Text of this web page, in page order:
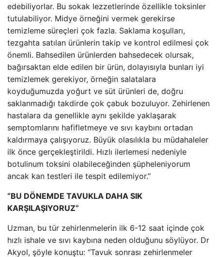
edebiliyorlar. Bu sokak lezzetlerinde özellikle toksinler
tutulabiliyor. Midye örneğini vermek gerekirse
temizleme süreçleri çok fazla. Saklama koşulları,
tezgahta satılan ürünlerin takip ve kontrol edilmesi çok
önemli. Bahsedilen ürünlerden bahsedecek olursak,
bağırsaktan elde edilen bir ürün, dolayısıyla bunları iyi
temizlemek gerekiyor, örneğin salatalara
koyduğumuzda yoğurt ve süt ürünleri de, doğru
saklanmadığı takdirde çok çabuk bozuluyor. Zehirlenen
hastalara da genellikle aynı şekilde yaklaşarak
semptomlarını hafifletmeye ve sıvı kaybını ortadan
kaldırmaya çalışıyoruz. Büyük olasılıkla bu müdahaleler
ilk önce gerçekleştirildi. Hızlı ilerlemesi nedeniyle
botulinum toksini olabileceğinden şüpheleniyorum
ancak kan testleri ile tespit edilemiyor.”
“BU DÖNEMDE TAVUKLA DAHA SIK
KARŞILAŞIYORUZ”
Uzman, bu tür zehirlenmelerin ilk 6-12 saat içinde çok
hızlı ishale ve sıvı kaybına neden olduğunu söylüyor. Dr
Akyol, şöyle konuştu: “Tavuk sonrası zehirlenmeler